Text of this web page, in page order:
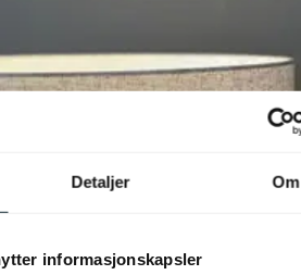
Detaljer Om
informasjonskapsler